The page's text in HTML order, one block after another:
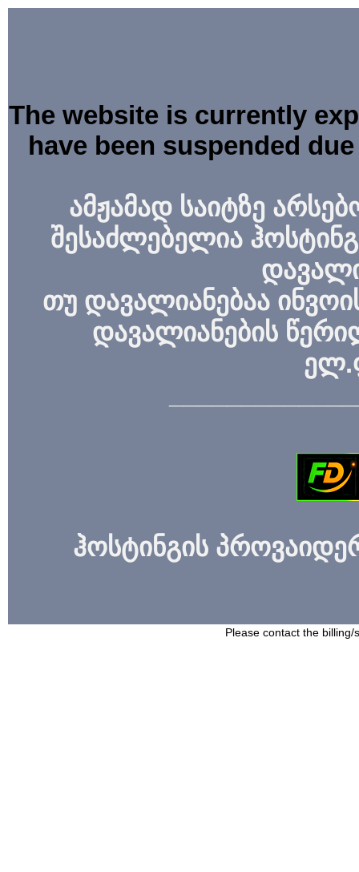
The website is currently
have been suspended
ამჟამად საიტზე
შესაძლებელია
თუ დავალიანებაა
დავალიანების
ჰოსტინგის
Please contact the